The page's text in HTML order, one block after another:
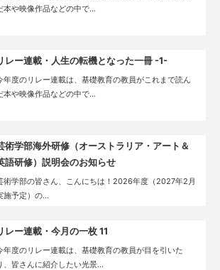
本や映像作品などの中で…
レー連載・⼈⽣の転機となった⼀冊 -1-
年度のリレー連載は、基礎教育の教員がこれまで読ん
本や映像作品などの中で…
術学部海外研修（オーストラリア・アート＆
語研修）説明会のお知らせ
術学部の皆さん、こんにちは！2026年度（2027年2月
施予定）の…
レー連載・今月の一枚 11
年度のリレー連載は、基礎教育の教員が目を引いた
、皆さんに紹介したい光景…